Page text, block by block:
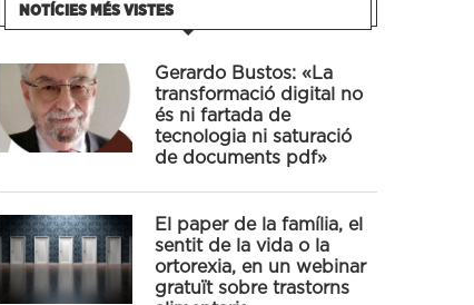
NOTÍCIES MÉS VISTES
Gerardo Bustos: «La
transformació digital no
és ni fartada de
tecnologia ni saturació
de documents pdf»
El paper de la família, el
sentit de la vida o la
ortorexia, en un webinar
gratuït sobre trastorns